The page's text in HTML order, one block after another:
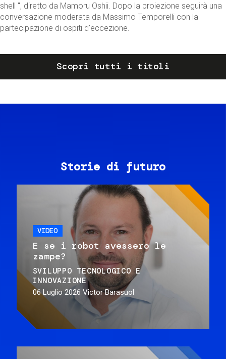
shell ", diretto da Mamoru Oshii. Dopo la proiezione seguirà una
conversazione moderata da Massimo Temporelli con la
partecipazione di ospiti d'eccezione.
Scopri tutti i titoli
Storie di futuro
VIDEO
E se i robot avessero le
zampe?
SVILUPPO TECNOLOGICO E
INNOVAZIONE
06 Luglio 2026 Victor Barasuol